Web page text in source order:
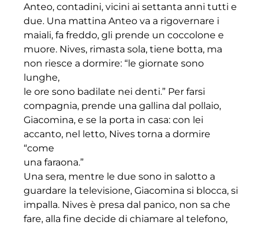
Anteo, contadini, vicini ai settanta anni tutti e
due. Una mattina Anteo va a rigovernare i
maiali, fa freddo, gli prende un coccolone e
muore. Nives, rimasta sola, tiene botta, ma
non riesce a dormire: “le giornate sono
lunghe,
le ore sono badilate nei denti.” Per farsi
compagnia, prende una gallina dal pollaio,
Giacomina, e se la porta in casa: con lei
accanto, nel letto, Nives torna a dormire
“come
una faraona.”
Una sera, mentre le due sono in salotto a
guardare la televisione, Giacomina si blocca, si
impalla. Nives è presa dal panico, non sa che
fare, alla fine decide di chiamare al telefono,